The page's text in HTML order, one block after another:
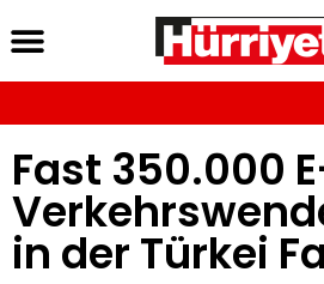
Fast 350.000
in der Türkei